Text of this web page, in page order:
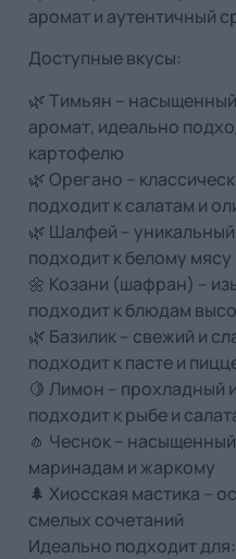
аромат и аутентичный
Доступные вкусы:
🌿 Тимьян –
аромат, идеально
картофелю
🌿 Орегано –
подходит к салатам и
🌿 Шалфей –
подходит к белому мясу
🌼 Козани (шафран) –
подходит к блюдам
🌿 Базилик – свежий и
подходит к пасте и
🍋 Лимон – прохладный
подходит к рыбе и
🧄 Чеснок –
маринадам и жаркому
🌲 Хиосская мастика –
смелых сочетаний
Идеально подходит для: